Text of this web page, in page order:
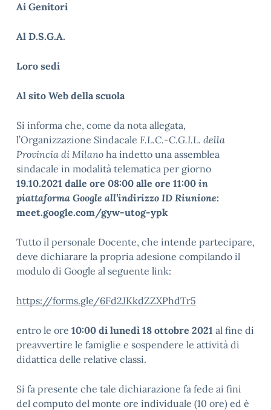
Ai Genitori
Al D.S.G.A.
Loro sedi
Al sito Web della scuola
Si informa che, come da nota allegata,
l’Organizzazione Sindacale F.L.C.-C.G.I.L. della
Provincia di Milano ha indetto una assemblea
sindacale in modalità telematica per giorno
19.10.2021 dalle ore 08:00 alle ore 11:00 in
piattaforma Google all’indirizzo ID Riunione:
meet.google.com/gyw-utog-ypk
Tutto il personale Docente, che intende partecipare,
deve dichiarare la propria adesione compilando il
modulo di Google al seguente link:
https://forms.gle/6Fd2JKkdZZXPhdTr5
entro le ore 10:00 di lunedì 18 ottobre 2021 al fine di
preavvertire le famiglie e sospendere le attività di
didattica delle relative classi.
Si fa presente che tale dichiarazione fa fede ai fini
del computo del monte ore individuale (10 ore) ed è